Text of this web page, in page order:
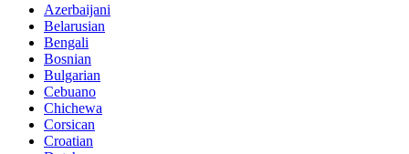
Azerbaijani
Belarusian
Bengali
Bosnian
Bulgarian
Cebuano
Chichewa
Corsican
Croatian